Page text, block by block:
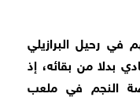
في رحيل البرازيلي
بدلا من بقائه، إذ
النجم في ملعب